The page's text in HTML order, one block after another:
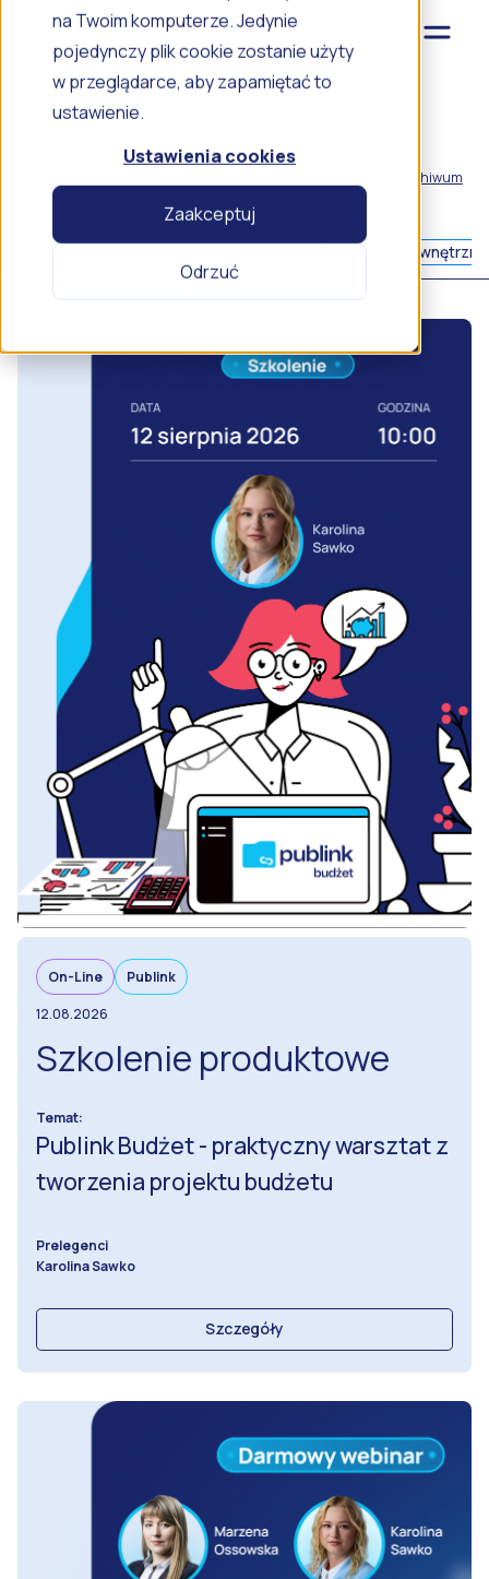
na Twoim komputerze. Jedynie
pojedynczy plik cookie zostanie użyty
w przeglądarce, aby zapamiętać to
ustawienie.
Ustawienia cookies
Zaakceptuj
Odrzuć
Nadchodzące
wydarzenia
Zobacz Archiwum
Filtrowanie: Stacjonarne On-Line Publink Zewnętrzne
On-Line
Publink
12.08.2026
Szkolenie produktowe
Temat:
Publink Budżet - praktyczny warsztat z
tworzenia projektu budżetu
Prelegenci
Karolina Sawko
Szczegóły